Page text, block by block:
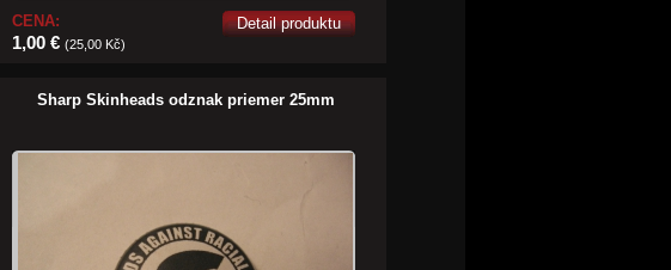
CENA:
1,00 €(25,00 Kč)
Detail produktu
Sharp Skinheads odznak priemer 25mm